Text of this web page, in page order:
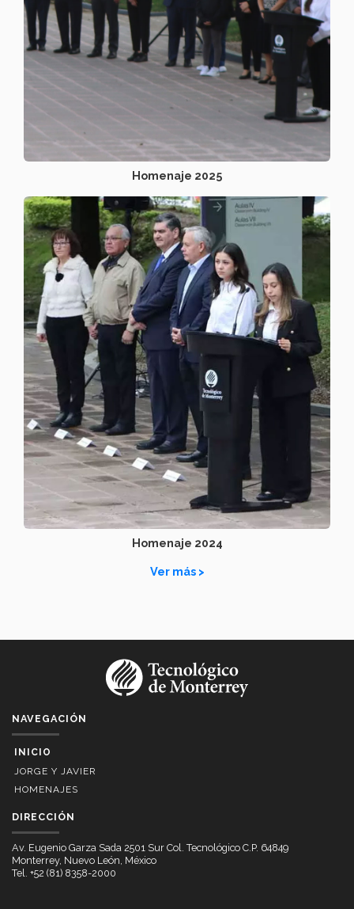
Homenaje 2025
Homenaje 2024
Ver más >
NAVEGACIÓN
INICIO
JORGE Y JAVIER
HOMENAJES
DIRECCIÓN
Av. Eugenio Garza Sada 2501 Sur Col. Tecnológico C.P. 64849
Monterrey, Nuevo León, México
Tel. +52 (81) 8358-2000